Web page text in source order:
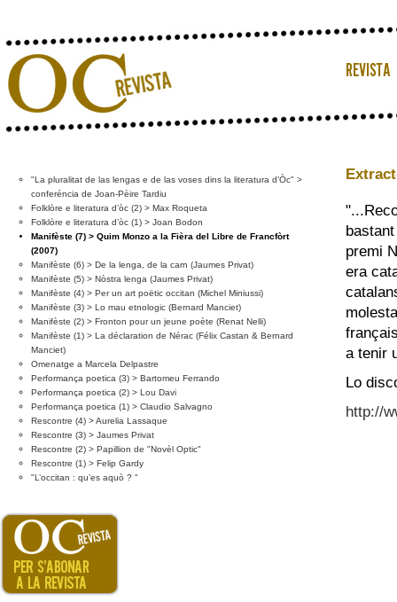
"La pluralitat de las lengas e de las voses dins la literatura d’Òc" >
conferéncia de Joan-Pèire Tardiu
Folklòre e literatura d’òc (2) > Max Roqueta
Folklòre e literatura d’òc (1) > Joan Bodon
Manifèste (7) > Quim Monzo a la Fièra del Libre de Francfòrt
(2007)
Manifèste (6) > De la lenga, de la carn (Jaumes Privat)
Manifèste (5) > Nòstra lenga (Jaumes Privat)
Manifèste (4) > Per un art poëtic occitan (Michel Miniussi)
Manifèste (3) > Lo mau etnologic (Bernard Manciet)
Manifèste (2) > Fronton pour un jeune poète (Renat Nelli)
Manifèste (1) > La déclaration de Nérac (Félix Castan & Bernard
Manciet)
Omenatge a Marcela Delpastre
Performança poetica (3) > Bartomeu Ferrando
Performança poetica (2) > Lou Davi
Performança poetica (1) > Claudio Salvagno
Rescontre (4) > Aurelia Lassaque
Rescontre (3) > Jaumes Privat
Rescontre (2) > Papillion de "Novèl Optic"
Rescontre (1) > Felip Gardy
"L’occitan : qu’es aquò ? "
premi
era
a tenir
Lo
http://